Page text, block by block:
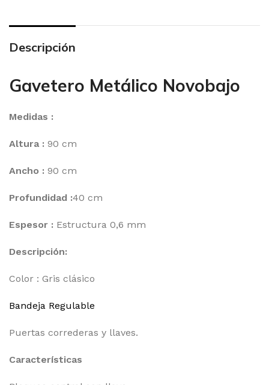
Descripción
Gavetero Metálico Novobajo
Medidas :
Altura : 90 cm
Ancho : 90 cm
Profundidad :40 cm
Espesor : Estructura 0,6 mm
Descripción:
Color : Gris clásico
Bandeja Regulable
Puertas correderas y llaves.
Características